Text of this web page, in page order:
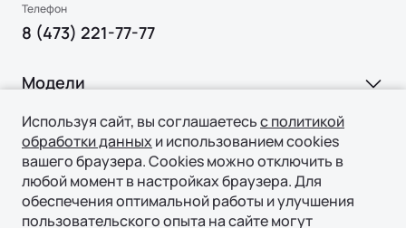
Телефон
8 (473) 221-77-77
Модели
Ли Л6 | Li L6
Ли Л7 | Li L7
Ли Л9 | Li L9
Покупка
ВЫБОР И ПОКУПКА
Консультация
Владение
СЕРВИС
Используя сайт, вы соглашаетесьс политикой
обработки данных и использованием cookies
вашего браузера. Cookies можно отключить в
любой момент в настройках браузера. Для
обеспечения оптимальной работы и улучшения
пользовательского опыта на сайте могут